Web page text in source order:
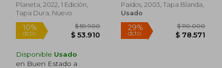
Rápido Rápido
Planeta, 2022, 1 Edición,
Tapa Dura, Nuevo
Disponible Usado
en Buen Estado a
Paidos, 2003, Tapa Blanda,
Usado